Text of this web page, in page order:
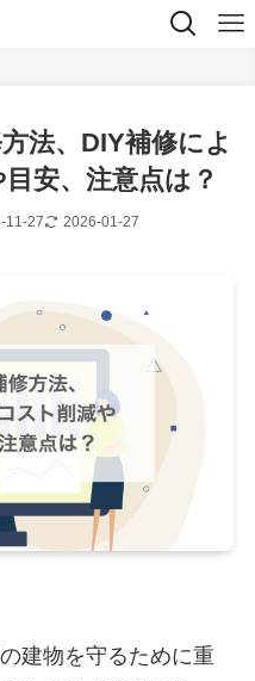
法、DIY補修によ
安、注意点は？
11-27 2026-01-27
建物を守るために重